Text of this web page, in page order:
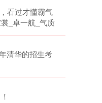
看过才懂霸气
_卓一航_气质
清华的招生考